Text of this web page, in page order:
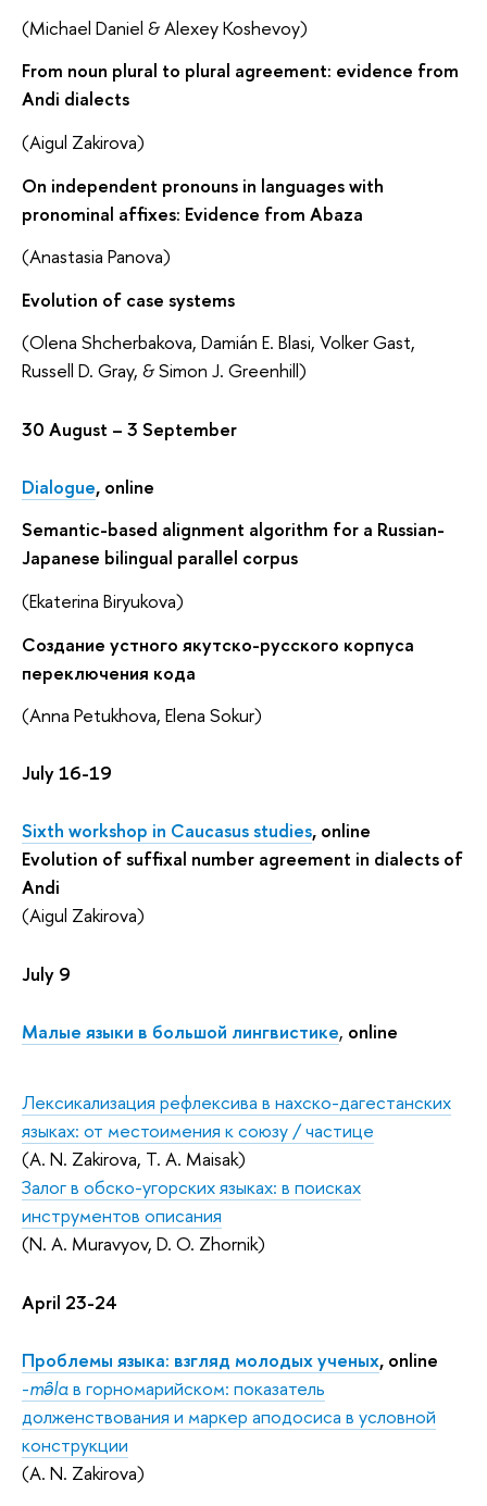
(Michael Daniel & Alexey Koshevoy)
From noun plural to plural agreement: evidence from
Andi dialects
(Aigul Zakirova)
On independent pronouns in languages with
pronominal affixes: Evidence from Abaza
(Anastasia Panova)
Evolution of case systems
(Olena Shcherbakova, Damián E. Blasi, Volker Gast,
Russell D. Gray, & Simon J. Greenhill)
30 August – 3 September
Dialogue, online
Semantic-based alignment algorithm for a Russian-
Japanese bilingual parallel corpus
(Ekaterina Biryukova)
Создание устного якутско-русского корпуса
переключения кода
(Anna Petukhova, Elena Sokur)
July 16-19
Sixth workshop in Caucasus studies, online
Evolution of suffixal number agreement in dialects of
Andi
(Aigul Zakirova)
July 9
Малые языки в большой лингвистике, online
Лексикализация рефлексива в нахско-дагестанских
языках: от местоимения к союзу / частице
(A. N. Zakirova, T. A. Maisak)
Залог в обско-угорских языках: в поисках
инструментов описания
(N. A. Muravyov, D. O. Zhornik)
April 23-24
Проблемы языка: взгляд молодых ученых, online
-mə̑laв горномарийском: показатель
долженствования и маркер аподосиса в условной
конструкции
(A. N. Zakirova)